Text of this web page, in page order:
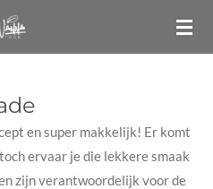
en super makkelijk! Er komt
ervaar je die lekkere smaak
zijn verantwoordelijk voor de